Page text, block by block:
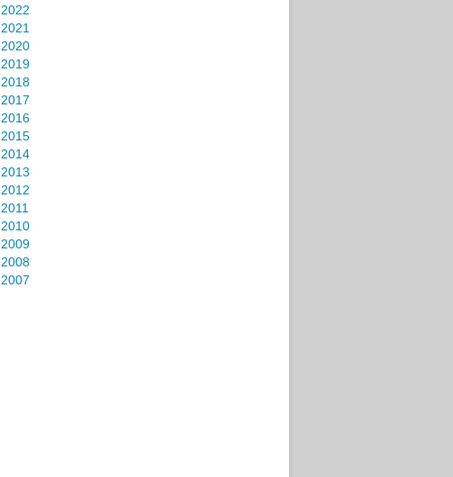
2022
2021
2020
2019
2018
2017
2016
2015
2014
2013
2012
2011
2010
2009
2008
2007